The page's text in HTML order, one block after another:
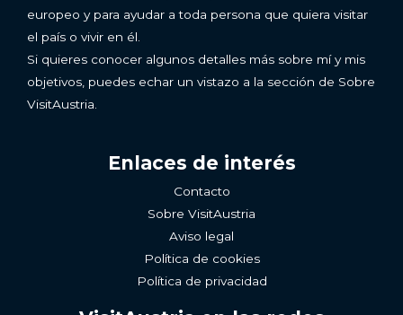
europeo y para ayudar a toda persona que quiera visitar
el país o vivir en él.
Si quieres conocer algunos detalles más sobre mí y mis
objetivos, puedes echar un vistazo a la sección de Sobre
VisitAustria.
Enlaces de interés
Contacto
Sobre VisitAustria
Aviso legal
Política de cookies
Política de privacidad